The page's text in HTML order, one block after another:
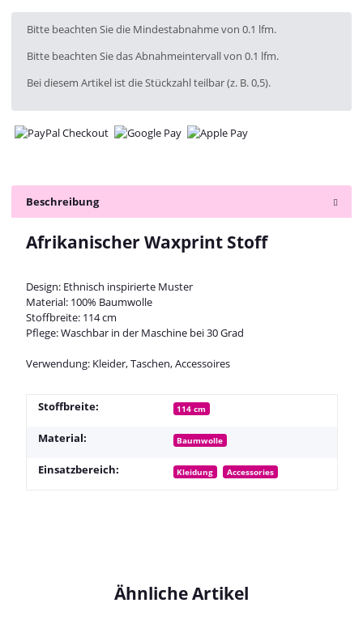
x
Bitte beachten Sie die Mindestabnahme von 0.1 lfm.
Bitte beachten Sie das Abnahmeintervall von 0.1 lfm.
Bei diesem Artikel ist die Stückzahl teilbar (z. B. 0,5).
Beschreibung
Afrikanischer Waxprint Stoff
Design: Ethnisch inspirierte Muster
Material: 100% Baumwolle
Stoffbreite: 114 cm
Pflege: Waschbar in der Maschine bei 30 Grad
Verwendung: Kleider, Taschen, Accessoires
Stoffbreite: 114 cm
Material: Baumwolle
Einsatzbereich: Kleidung Accessories
Ähnliche Artikel